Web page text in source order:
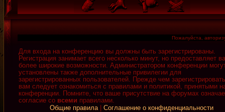
Пожалуйста,
Для входа на конференцию вы должны быть зарегистрированы.
Регистрация занимает всего несколько минут, но предоставляет
более широкие возможности. Администратором конференции
установлены также дополнительные привилегии для
зарегистрированных пользователей. Прежде чем
вам следует ознакомиться с правилами и политикой, принятыми
конференции. Помните, что ваше присутствие на форумах
согласие со всеми правилами.
Общие правила| Соглашение о конфиденциальности